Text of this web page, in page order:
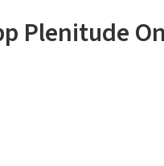
Plenitude